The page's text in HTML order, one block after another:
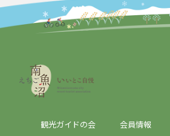
観光ガイドの会 会員情報